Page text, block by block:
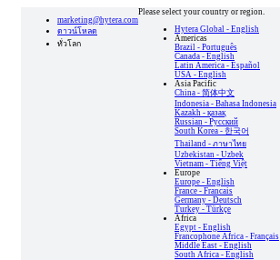
marketing@hytera.com
ดาวน์โหลด
ทั่วโลก
Please select your country or region.
Hytera Global - English
Americas
Brazil - Português
Canada - English
Latin America - Español
USA - English
Asia Pacific
China - 简体中文
Indonesia - Bahasa Indonesia
Kazakh - қазақ
Russian - Pусский
South Korea - 한국어
Thailand - ภาษาไทย
Uzbekistan - Uzbek
Vietnam - Tiếng Việt
Europe
Europe - English
France - Francais
Germany - Deutsch
Turkey - Türkçe
Africa
Egypt - English
Francophone Africa - Français
Middle East - English
South Africa - English